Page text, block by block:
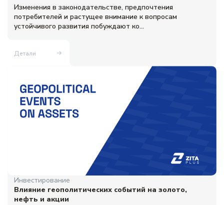
Изменения в законодательстве, предпочтения
потребителей и растущее внимание к вопросам
устойчивого развития побуждают ко...
Детали
Инвестирование
Влияние геополитических событий на золото,
нефть и акции